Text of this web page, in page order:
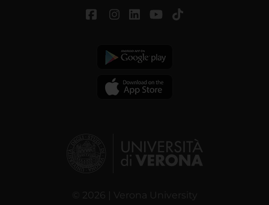
© 2026 | Verona University